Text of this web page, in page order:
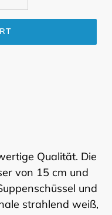
Qualität. Die
von 15 cm und
und
strahlend weiß,